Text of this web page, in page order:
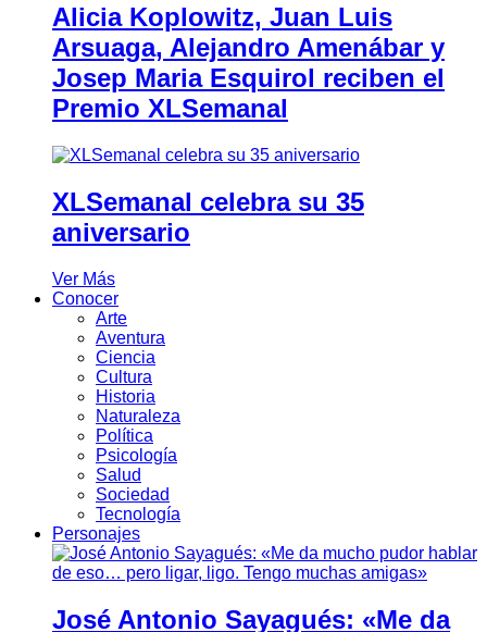
Alicia Koplowitz, Juan Luis
Arsuaga, Alejandro Amenábar y
Josep Maria Esquirol reciben el
Premio XLSemanal
XLSemanal celebra su 35
aniversario
Ver Más
Conocer
Arte
Aventura
Ciencia
Cultura
Historia
Naturaleza
Política
Psicología
Salud
Sociedad
Tecnología
Personajes
José Antonio Sayagués: «Me da